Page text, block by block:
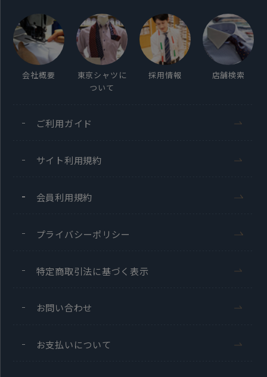
会社概要
東京シャツに
ついて
採用情報 店舗検索
ご利用ガイド
サイト利用規約
会員利用規約
プライバシーポリシー
特定商取引法に基づく表示
お問い合わせ
お支払いについて